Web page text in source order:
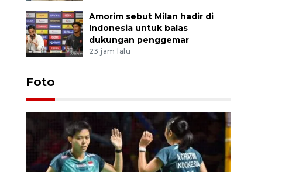
Amorim sebut Milan hadir di
Indonesia untuk balas
dukungan penggemar
23 jam lalu
Foto